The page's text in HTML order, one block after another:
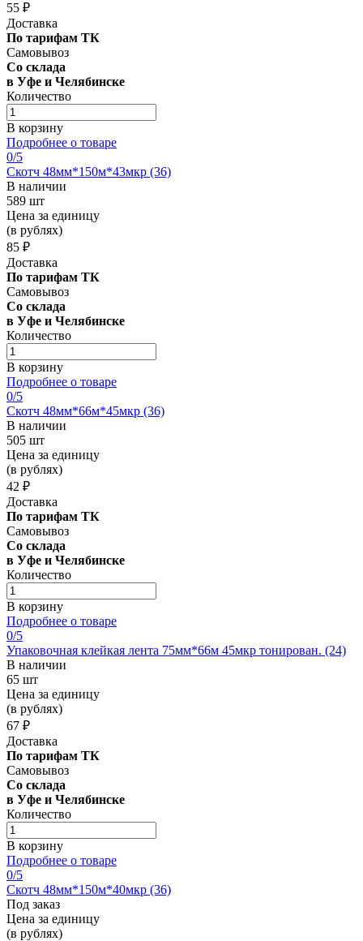
55 ₽
Доставка
По тарифам ТК
Самовывоз
Со склада
в Уфе и Челябинске
Количество
В корзину
Подробнее о товаре
0/5
Скотч 48мм*150м*43мкр (36)
В наличии
589 шт
Цена за единицу
(в рублях)
85 ₽
Доставка
По тарифам ТК
Самовывоз
Со склада
в Уфе и Челябинске
Количество
В корзину
Подробнее о товаре
0/5
Скотч 48мм*66м*45мкр (36)
В наличии
505 шт
Цена за единицу
(в рублях)
42 ₽
Доставка
По тарифам ТК
Самовывоз
Со склада
в Уфе и Челябинске
Количество
В корзину
Подробнее о товаре
0/5
Упаковочная клейкая лента 75мм*66м 45мкр тонирован. (24)
В наличии
65 шт
Цена за единицу
(в рублях)
67 ₽
Доставка
По тарифам ТК
Самовывоз
Со склада
в Уфе и Челябинске
Количество
В корзину
Подробнее о товаре
0/5
Скотч 48мм*150м*40мкр (36)
Под заказ
Цена за единицу
(в рублях)